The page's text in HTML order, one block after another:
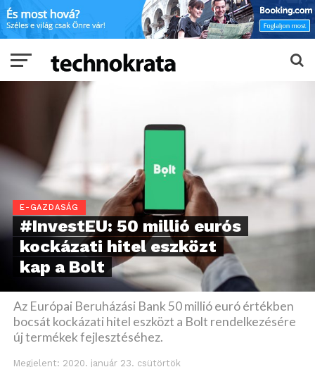
E-GAZDASÁG
#InvestEU: 50 millió eurós
kockázati hitel eszközt
kap a Bolt
Az Európai Beruházási Bank 50 millió euró értékben
bocsát kockázati hitel eszközt a Bolt rendelkezésére
új termékek fejlesztéséhez.
Megjelent: 2020. január 23. csütörtök